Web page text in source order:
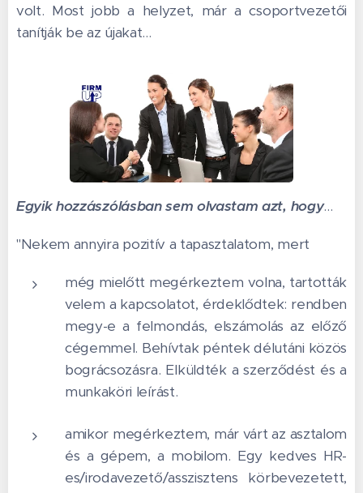
volt. Most jobb a helyzet, már a csoportvezetői
tanítják be az újakat…
Egyik hozzászólásban sem olvastam azt, hogy...
"Nekem annyira pozitív a tapasztalatom, mert
még mielőtt megérkeztem volna, tartották
velem a kapcsolatot, érdeklődtek: rendben
megy-e a felmondás, elszámolás az előző
cégemmel. Behívtak péntek délutáni közös
bográcsozásra. Elküldték a szerződést és a
munkaköri leírást.
amikor megérkeztem, már várt az asztalom
és a gépem, a mobilom. Egy kedves HR-
es/irodavezető/asszisztens körbevezetett,